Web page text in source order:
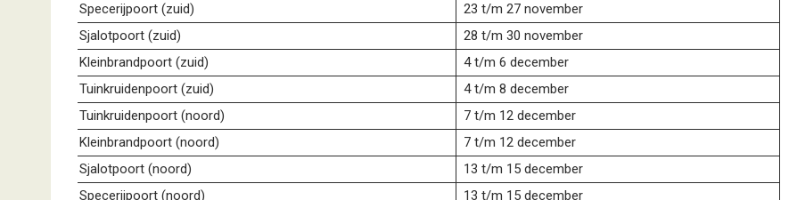
Specerijpoort (zuid)
23 t/m 27 november
Sjalotpoort (zuid)
28 t/m 30 november
Kleinbrandpoort (zuid)
4 t/m 6 december
Tuinkruidenpoort (zuid)
4 t/m 8 december
Tuinkruidenpoort (noord)
7 t/m 12 december
Kleinbrandpoort (noord)
7 t/m 12 december
Sjalotpoort (noord)
13 t/m 15 december
Specerijpoort (noord)
13 t/m 15 december